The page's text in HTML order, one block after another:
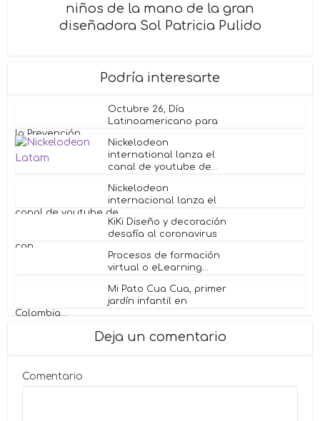
niños de la mano de la gran
diseñadora Sol Patricia Pulido
Podría interesarte
Octubre 26, Día
Latinoamericano para
la Prevención...
Nickelodeon
international lanza el
canal de youtube de...
Nickelodeon
internacional lanza el
canal de youtube de...
KiKi Diseño y decoración
desafía al coronavirus
con...
Procesos de formación
virtual o eLearning...
Mi Pato Cua Cua, primer
jardín infantil en
Colombia...
Deja un comentario
Comentario